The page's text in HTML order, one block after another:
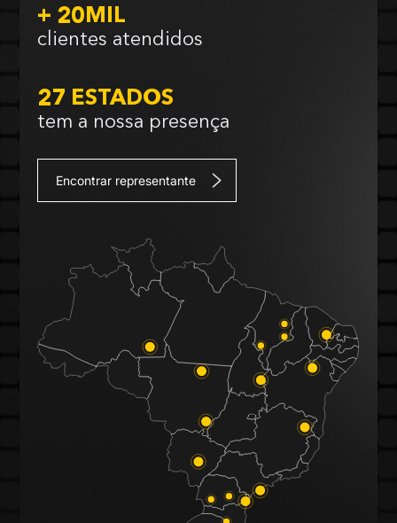
+ 20MIL
clientes atendidos
27 ESTADOS
tem a nossa presença
Encontrar representante